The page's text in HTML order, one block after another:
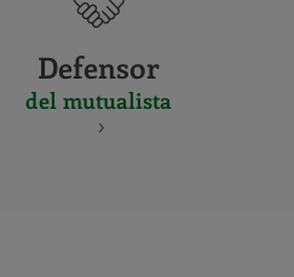
Defensor
del mutualista